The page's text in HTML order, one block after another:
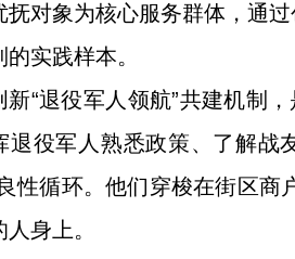
抚对象为核心服务群体，通
实践样本。
新“退役军人领航”共建机制
退役军人熟悉政策、了解战
性循环。他们穿梭在街区
身上。